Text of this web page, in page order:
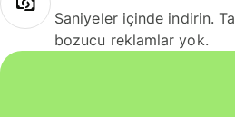
Saniyeler içinde indirin.
bozucu reklamlar yok.